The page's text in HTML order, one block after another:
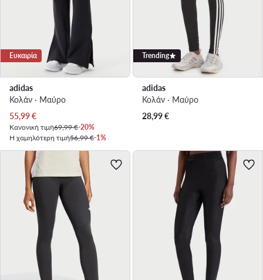
Ευκαιρία
adidas
Κολάν · Μαύρο
Τρέχουσα τιμή
55,99€
Κανονική τιμή69,99 €-20%
Η χαμηλότερη τιμή56,99 €-1%
Trending
adidas
Κολάν · Μαύρο
28,99€